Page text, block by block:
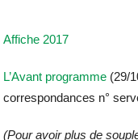
Affiche 2017
L’Avant programme (29/
correspondances n°
(Pour avoir plus de